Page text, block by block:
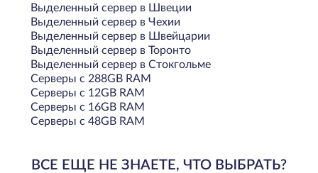
Выделенный сервер в Швеции
Выделенный сервер в Чехии
Выделенный сервер в Швейцарии
Выделенный сервер в Торонто
Выделенный сервер в Стокгольме
Серверы с 288GB RAM
Серверы с 12GB RAM
Серверы с 16GB RAM
Серверы с 48GB RAM
ВСЕ ЕЩЕ НЕ ЗНАЕТЕ, ЧТО ВЫБРАТЬ?